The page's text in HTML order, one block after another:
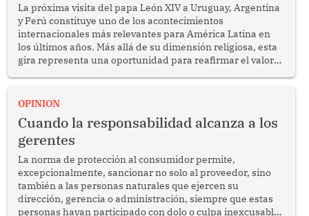
La próxima visita del papa León XIV a Uruguay, Argentina
y Perú constituye uno de los acontecimientos
internacionales más relevantes para América Latina en
los últimos años. Más allá de su dimensión religiosa, esta
gira representa una oportunidad para reafirmar el valor
enfrenta desafíos en materia de desarrollo, cohesión
OPINION
Cuando la responsabilidad alcanza a los
gerentes
La norma de protección al consumidor permite,
excepcionalmente, sancionar no solo al proveedor, sino
también a las personas naturales que ejercen su
dirección, gerencia o administración, siempre que estas
personas hayan participado con dolo o culpa inexcusable